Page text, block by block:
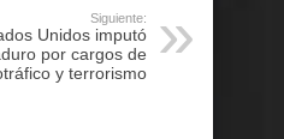
Siguiente:
Unidos imputó
por cargos de
y terrorismo